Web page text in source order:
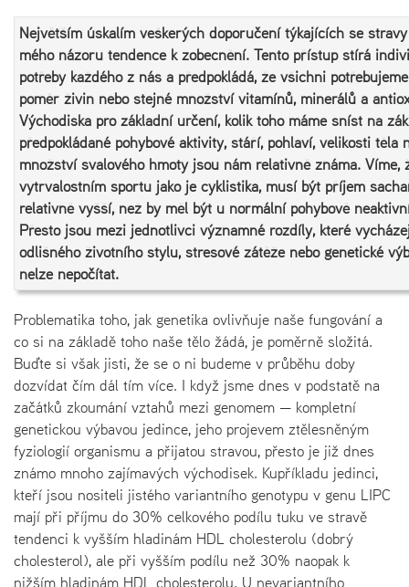
Největším úskalím veškerých doporučení týkajících se
mého názoru tendence k zobecnění. Tento přístup stírá
potřeby každého z nás a předpokládá, že všichni
poměr živin nebo stejné množství vitamínů, minerálů a
Východiska pro základní určení, kolik toho máme sníst na
předpokládané pohybové aktivity, stáří, pohlaví, velikosti těla
množství svalového hmoty jsou nám relativně známa. Víme,
vytrvalostním sportu jako je cyklistika, musí být příjem
relativně vyšší, než by měl být u normální pohybově
Přesto jsou mezi jednotlivci významné rozdíly, které
odlišného životního stylu, stresové zátěže nebo genetické
nelze nepočítat.
Problematika toho, jak genetika ovlivňuje naše fungování a
co si na základě toho naše tělo žádá, je poměrně složitá.
Buďte si však jisti, že se o ni budeme v průběhu doby
dozvídat čím dál tím více. I když jsme dnes v podstatě na
začátků zkoumání vztahů mezi genomem — kompletní
genetickou výbavou jedince, jeho projevem ztělesněným
fyziologií organismu a přijatou stravou, přesto je již dnes
známo mnoho zajímavých východisek. Kupříkladu jedinci,
kteří jsou nositeli jistého variantního genotypu v genu LIPC
mají při příjmu do 30% celkového podílu tuku ve stravě
tendenci k vyšším hladinám HDL cholesterolu (dobrý
cholesterol), ale při vyšším podílu než 30% naopak k
nižším hladinám HDL cholesterolu. U nevariantního